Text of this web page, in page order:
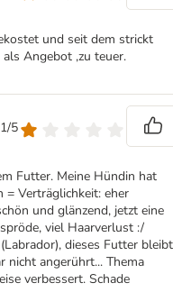
und seit dem strickt
Angebot ,zu teuer.
5
Futter. Meine Hündin hat
= Verträglichkeit: eher
und glänzend, jetzt eine
viel Haarverlust :/
dieses Futter bleibt
nicht angerührt... Thema
verbessert. Schade